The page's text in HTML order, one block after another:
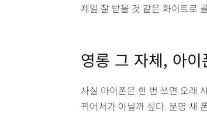
제일 잘 받을 것 같은 화이트로
영롱 그 자체, 아
사실 아이폰은 한 번 쓰면 오래
뀌어서가 아닐까 싶다. 분명 새